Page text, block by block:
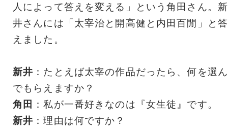
人によって答えを変える」という角田さん。新
井さんには「太宰治と開高健と内田百閒」と答
えました。
新井 ：たとえば太宰の作品だったら、何を選ん
でもらえますか？
角田
：私が一番好きなのは『女生徒』です。
新井 ：理由は何ですか？